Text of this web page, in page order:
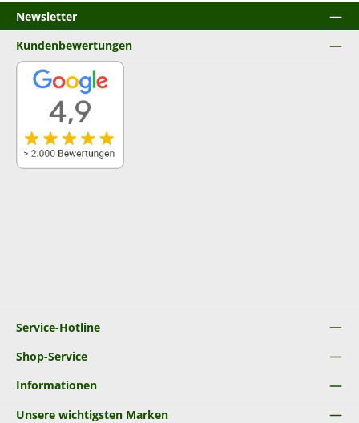
Newsletter
Service-Hotline
Shop-Service
Informationen
Unsere wichtigsten Marken
Kundenbewertungen